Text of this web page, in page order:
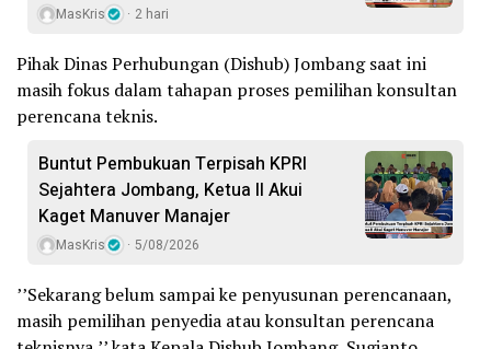
MasKris 2 hari
Pihak Dinas Perhubungan (Dishub) Jombang saat ini
masih fokus dalam tahapan proses pemilihan konsultan
perencana teknis.
Buntut Pembukuan Terpisah KPRI
Sejahtera Jombang, Ketua II Akui
Kaget Manuver Manajer
MasKris 5/08/2026
’’Sekarang belum sampai ke penyusunan perencanaan,
masih pemilihan penyedia atau konsultan perencana